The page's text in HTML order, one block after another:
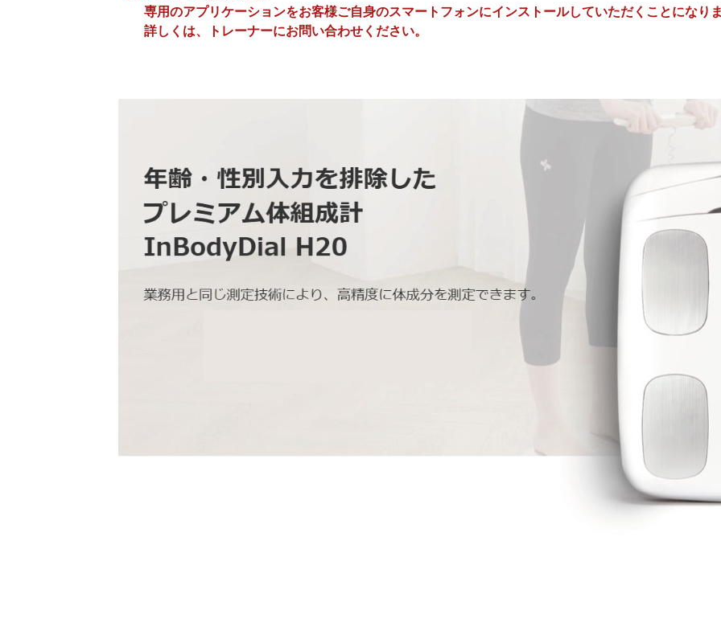
専用のアプリケーションをお客様ご自身のスマートフォンにインストールしていただくことになり
詳しくは、トレーナーにお問い合わせください。